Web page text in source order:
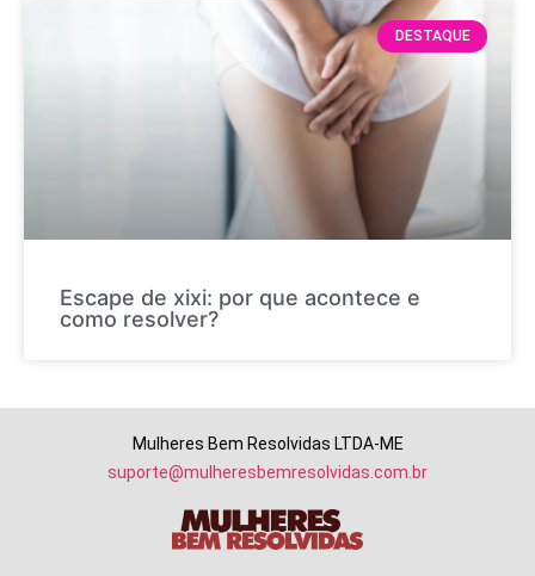
DESTAQUE
Escape de xixi: por que acontece e
como resolver?
Mulheres Bem Resolvidas LTDA-ME
suporte@mulheresbemresolvidas.com.br